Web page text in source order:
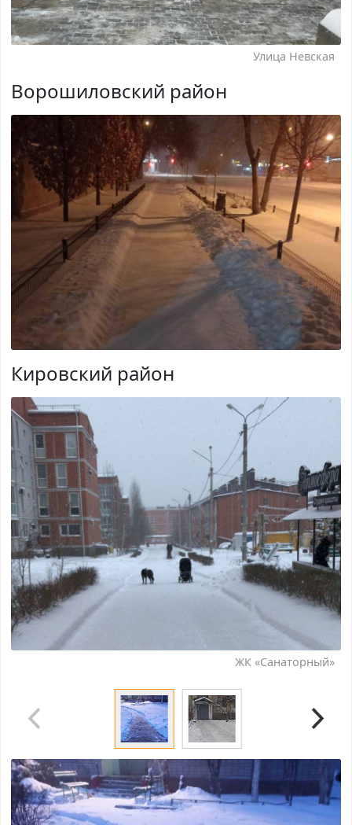
Улица Невская
Ворошиловский район
Кировский район
ЖК «Санаторный»